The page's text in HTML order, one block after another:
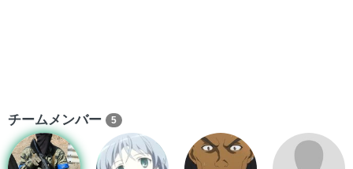
チームメンバー 5